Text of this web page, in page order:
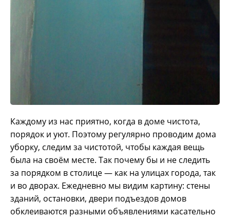
Каждому из нас приятно, когда в доме чистота,
порядок и уют. Поэтому регулярно проводим дома
уборку, следим за чистотой, чтобы каждая вещь
была на своём месте. Так почему бы и не следить
за порядком в столице — как на улицах города, так
и во дворах. Ежедневно мы видим картину: стены
зданий, остановки, двери подъездов домов
обклеиваются разными объявлениями касательно